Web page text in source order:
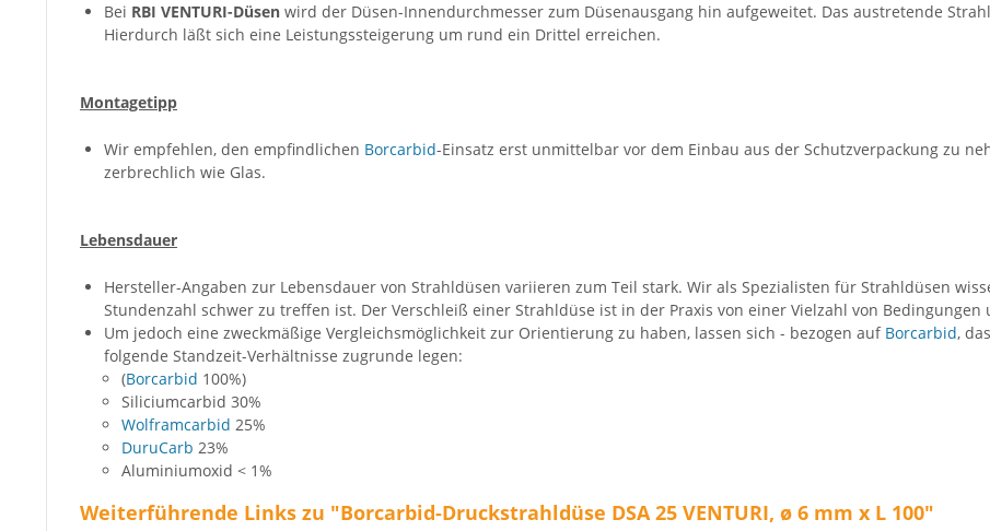
Bei RBI VENTURI-Düsen wird der Düsen-Innendurchmesser zum Düsenausgang hin aufgeweitet. Das austretende
Hierdurch läßt sich eine Leistungssteigerung um rund ein Drittel erreichen.
Montagetipp
Wir empfehlen, den empfindlichen Borcarbid-Einsatz erst unmittelbar vor dem Einbau aus der Schutzverpackung zu
zerbrechlich wie Glas.
Lebensdauer
Hersteller-Angaben zur Lebensdauer von Strahldüsen variieren zum Teil stark. Wir als Spezialisten für Strahldüsen
Stundenzahl schwer zu treffen ist. Der Verschleiß einer Strahldüse ist in der Praxis von einer Vielzahl von Bedingungen
Um jedoch eine zweckmäßige Vergleichsmöglichkeit zur Orientierung zu haben, lassen sich - bezogen auf Borcarbid,
folgende Standzeit-Verhältnisse zugrunde legen:
(Borcarbid 100%)
Siliciumcarbid 30%
Wolframcarbid 25%
DuruCarb 23%
Aluminiumoxid < 1%
Weiterführende Links zu "Borcarbid-Druckstrahldüse DSA 25 VENTURI, ø 6 mm x L 100"